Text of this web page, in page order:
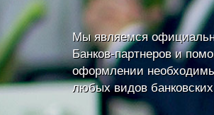
Мы являемся
Банков-партнеров и
оформлении
любых видов